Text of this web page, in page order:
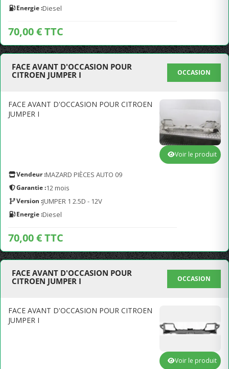
Energie :Diesel
70,00 € TTC
FACE AVANT D'OCCASION POUR
CITROEN JUMPER I
OCCASION
FACE AVANT D'OCCASION POUR CITROEN
JUMPER I
Vendeur :MAZARD PIÈCES AUTO 09
Garantie :12 mois
Version :JUMPER 1 2.5D - 12V
Energie :Diesel
70,00 € TTC
Voir le produit
FACE AVANT D'OCCASION POUR
CITROEN JUMPER I
OCCASION
FACE AVANT D'OCCASION POUR CITROEN
JUMPER I
Voir le produit